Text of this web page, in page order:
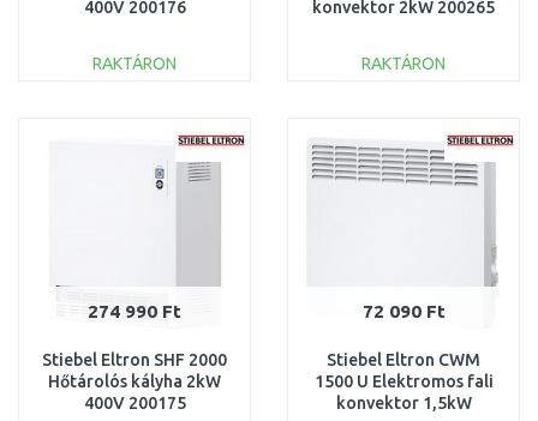
400V 200176
RAKTÁRON
Összehasonlítás
konvektor 2kW 200265
RAKTÁRON
Összehasonlítás
274 990 Ft
Stiebel Eltron SHF 2000
Hőtárolós kályha 2kW
400V 200175
72 090 Ft
Stiebel Eltron CWM
1500 U Elektromos fali
konvektor 1,5kW